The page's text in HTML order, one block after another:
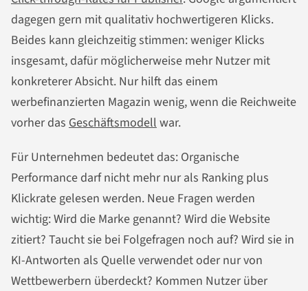
dagegen gern mit qualitativ hochwertigeren Klicks.
Beides kann gleichzeitig stimmen: weniger Klicks
insgesamt, dafür möglicherweise mehr Nutzer mit
konkreterer Absicht. Nur hilft das einem
werbefinanzierten Magazin wenig, wenn die Reichweite
vorher das Geschäftsmodell war.
Für Unternehmen bedeutet das: Organische
Performance darf nicht mehr nur als Ranking plus
Klickrate gelesen werden. Neue Fragen werden
wichtig: Wird die Marke genannt? Wird die Website
zitiert? Taucht sie bei Folgefragen noch auf? Wird sie in
KI-Antworten als Quelle verwendet oder nur von
Wettbewerbern überdeckt? Kommen Nutzer über